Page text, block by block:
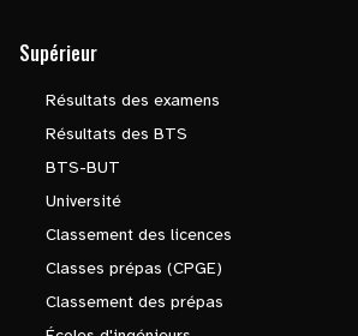
Supérieur
Résultats des examens
Résultats des BTS
BTS-BUT
Université
Classement des licences
Classes prépas (CPGE)
Classement des prépas